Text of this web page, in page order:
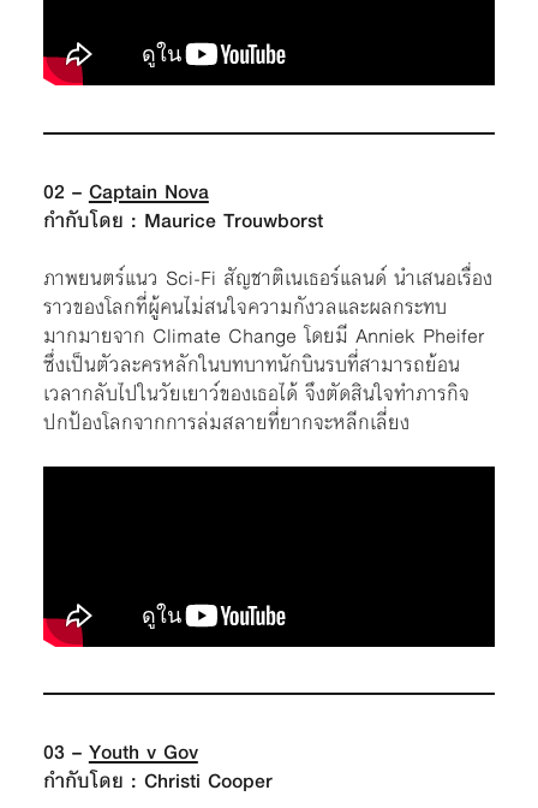
02 –Captain Nova
กำกับโดย : Maurice Trouwborst
ภาพยนตร์แนว Sci-Fi สัญชาติเนเธอร์แลนด์ นำเสนอเรื่อง
ราวของโลกที่ผู้คนไม่สนใจความกังวลและผลกระทบ
มากมายจาก Climate Change โดยมี Anniek Pheifer
ซึ่งเป็นตัวละครหลักในบทบาทนักบินรบที่สามารถย้อน
เวลากลับไปในวัยเยาว์ของเธอได้ จึงตัดสินใจทำภารกิจ
ปกป้องโลกจากการล่มสลายที่ยากจะหลีกเลี่ยง
03 –Youth v Gov
กำกับโดย : Christi Cooper